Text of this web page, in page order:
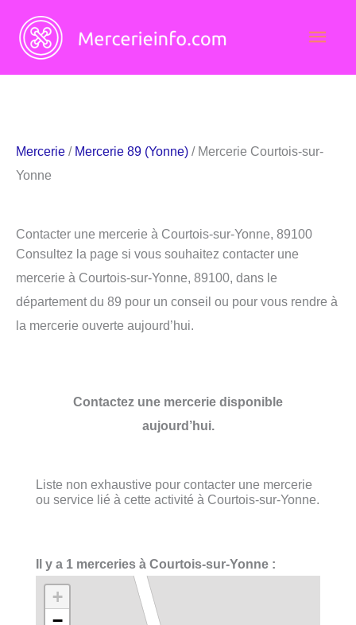
contenu
Mercerie / Mercerie 89 (Yonne) / Mercerie Courtois-sur-
Yonne
Contacter une mercerie à Courtois-sur-Yonne, 89100
Consultez la page si vous souhaitez contacter une
mercerie à Courtois-sur-Yonne, 89100, dans le
département du 89 pour un conseil ou pour vous rendre à
la mercerie ouverte aujourd’hui.
Contactez une mercerie disponible
aujourd’hui.
Liste non exhaustive pour contacter une mercerie
ou service lié à cette activité à Courtois-sur-Yonne.
Il y a 1 merceries à Courtois-sur-Yonne :
+
−